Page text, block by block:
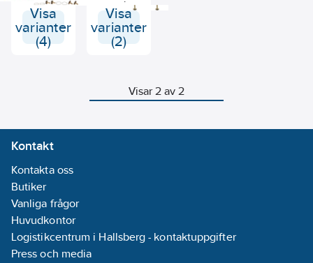
blandare.
Visa
varianter
(4)
Visa
varianter
(2)
Visar 2 av 2
Kontakt
Kontakta oss
Butiker
Vanliga frågor
Huvudkontor
Logistikcentrum i Hallsberg - kontaktuppgifter
Press och media